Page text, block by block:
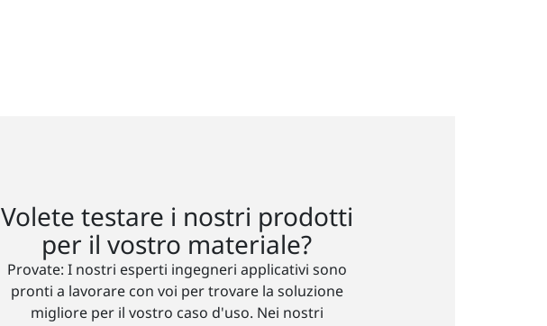
Volete testare i nostri prodotti
per il vostro materiale?
Provate: I nostri esperti ingegneri applicativi sono
pronti a lavorare con voi per trovare la soluzione
migliore per il vostro caso d'uso. Nei nostri